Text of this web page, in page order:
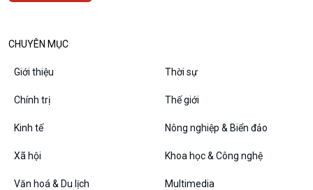
Podcast
Góc nhìn VOV1
Bình luận
Câu chuyện thời sự
CHUYÊN MỤC
Giới thiệu Thời sự
Chính trị Thế giới
Kinh tế Nông nghiệp & Biển đảo
Xã hội Khoa học & Công nghệ
Văn hoá & Du lịch Multimedia